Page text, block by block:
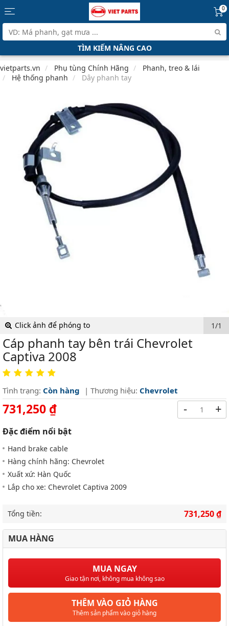
0
TÌM KIẾM NÂNG CAO
vietparts.vn Phụ tùng Chính Hãng
Phanh, treo & lái
Hệ thống phanh
Dây phanh tay
Click ảnh để phóng to 1/1
Cáp phanh tay bên trái Chevrolet
Captiva 2008
Tình trạng: Còn hàng | Thương hiệu: Chevrolet
731,250 ₫
Đặc điểm nổi bật
Hand brake cable
Hàng chính hãng: Chevrolet
Xuất xứ: Hàn Quốc
Lắp cho xe: Chevrolet Captiva 2009
- +
Tổng tiền: 731,250 ₫
MUA HÀNG
MUA NGAY
Giao tận nơi, không mua không sao
THÊM VÀO GIỎ HÀNG
Thêm sản phẩm vào giỏ hàng